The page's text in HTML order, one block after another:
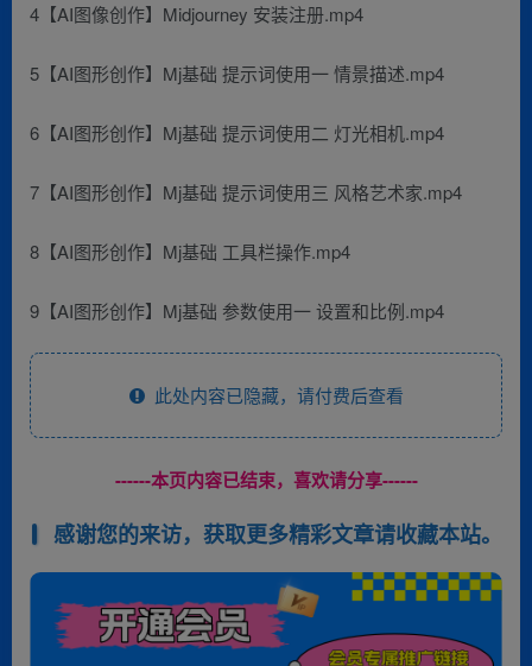
4【AI图像创作】Midjourney 安装注册.mp4
5【AI图形创作】Mj基础 提示词使用一 情景描述.mp4
6【AI图形创作】Mj基础 提示词使用二 灯光相机.mp4
7【AI图形创作】Mj基础 提示词使用三 风格艺术家.mp4
8【AI图形创作】Mj基础 工具栏操作.mp4
9【AI图形创作】Mj基础 参数使用一 设置和比例.mp4
此处内容已隐藏，请付费后查看
------本页内容已结束，喜欢请分享------
感谢您的来访，获取更多精彩文章请收藏本站。